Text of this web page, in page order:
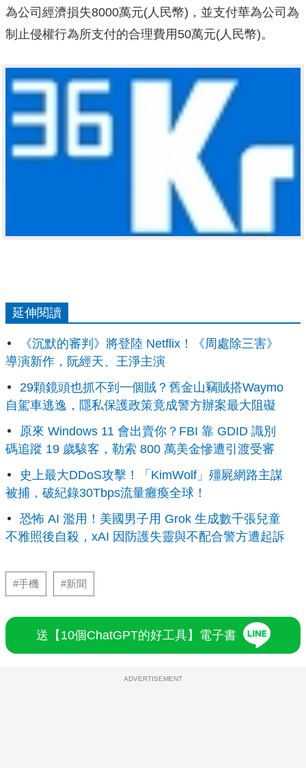
為公司經濟損失8000萬元(人民幣)，並支付華為公司為
制止侵權行為所支付的合理費用50萬元(人民幣)。
延伸閱讀
《沉默的審判》將登陸 Netflix！《周處除三害》
導演新作，阮經天、王淨主演
29顆鏡頭也抓不到一個賊？舊金山竊賊搭Waymo
自駕車逃逸，隱私保護政策竟成警方辦案最大阻礙
原來 Windows 11 會出賣你？FBI 靠 GDID 識別
碼追蹤 19 歲駭客，勒索 800 萬美金慘遭引渡受審
史上最大DDoS攻擊！「KimWolf」殭屍網路主謀
被捕，破紀錄30Tbps流量癱瘓全球！
恐怖 AI 濫用！美國男子用 Grok 生成數千張兒童
不雅照後自殺，xAI 因防護失靈與不配合警方遭起訴
#手機 #新聞
送【10個ChatGPT的好工具】電子書
ADVERTISEMENT